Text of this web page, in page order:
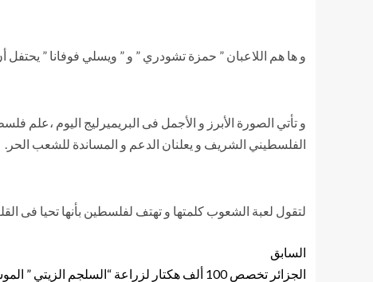
و ها هم اللاعبان ” حمزة تشودري ” و ” ويسلي فوفانا ”
و تأتي الصورة الأبرز و الأجمل فى البريميرليج اليوم ،علم
الفلسطيني الشريف و يعلنان الدعم و المساندة للشعب الحر.
لتقول لعبة الشعوب كلمتها و تهتف لفلسطين بأنها تحيا فى
السابق
الجزائر تخصص 100 ألف هكتار لزراعة “السلجم الزيتي ” الموسم المقبل